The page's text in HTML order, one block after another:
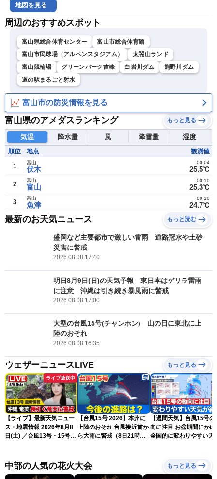
地図を見る
周辺のおすすめスポット
富山県総合体育センター
富山市総合体育館
富山市民球場（アルペンスタジアム）
太閤山ランド
富山競輪場
グリーンパーク吉峰 白岩川ダム
熊野川ダム
道の駅まるごと射水
富山市の防災情報を見る
富山県のアメダスランキング もっと見る
気温 降水量 風 降雪量 湿度
順位 地点 観測値
1 伏木
富山
25.5℃
00:04
2 富山
富山
25.3℃
00:10
3 魚津
富山
24.7℃
00:10
最新のお天気ニュース もっと読む
盛岡など主要都市で激しい雷雨 道路冠水や土砂
災害に警戒
2026.08.08 17:40
明日8月9日(日)の天気予報 東日本はゲリラ雷雨
に注意 沖縄は引き続き暴風雨に警戒
2026.08.08 17:00
大型の台風15号(チャンホン) 山の日に東北に上
陸のおそれ
2026.08.08 16:35
ウェザーニュースLiVE もっと見る
ライブ放送中
【ライブ】最新天気ニュー
ス・地震情報 2026年8月8
日(土) ／台風13号・15号
ーニュースLiVEムーン・戸
北美月／芳野達郎〉
【台風15号 2026】本州に
上陸のおそれ 台風接近前か
ら大雨に警戒（8日21時更
【週間天気】台風15号の
向に注目 お盆期間にかけて
全国的に変わりやすい天
中部の人気の花火大会 もっと見る